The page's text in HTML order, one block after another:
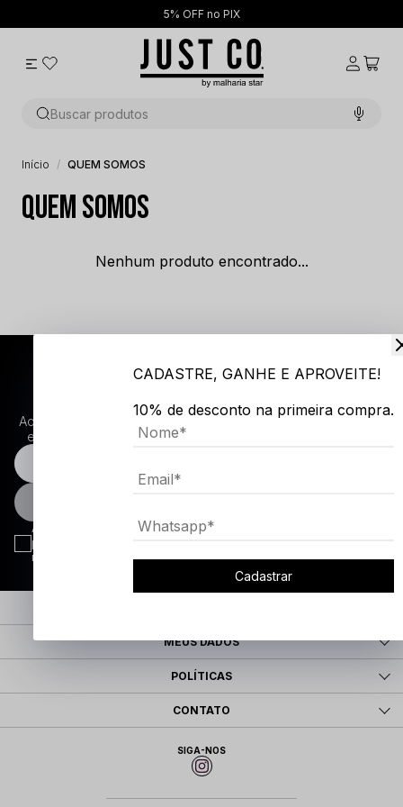
5% OFF no PIX
Buscar produtos
Início QUEM SOMOS
QUEM SOMOS
Nenhum produto encontrado...
FIQUE POR DENTRO DAS
NOVIDADES
Ao se inscrever você concorda em receber atualizações por
e-mail sobre as últimas coleções, campanhas e novidades.
Ao concluir o cadastro, você permite o tratamento de dados
pessoais para finalidade da proposta. Atenção: O cadastro é para
maior de 18 anos.
MEUS DADOS
POLÍTICAS
CONTATO
SIGA-NOS
CADASTRE, GANHE E APROVEITE!
10% de desconto na primeira compra.
Cadastrar